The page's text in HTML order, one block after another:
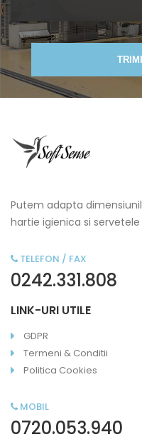
Putem adapta
hartie igienica si
TELEFON / FAX
0242.331.808
LINK-URI UTILE
GDPR
Termeni & Conditii
Politica Cookies
MOBIL
0720.053.940